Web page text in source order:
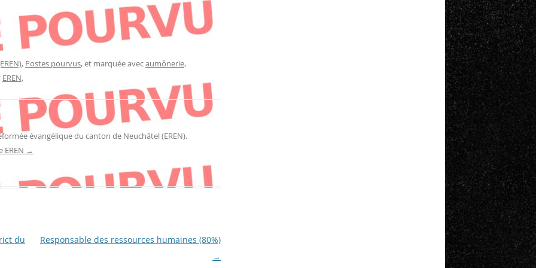
, Postes pourvus, et marquée avecaumônerie,
EREN.
évangélique du canton de Neuchâtel (EREN).
EREN →
du
Responsable des ressources humaines (80%)
→